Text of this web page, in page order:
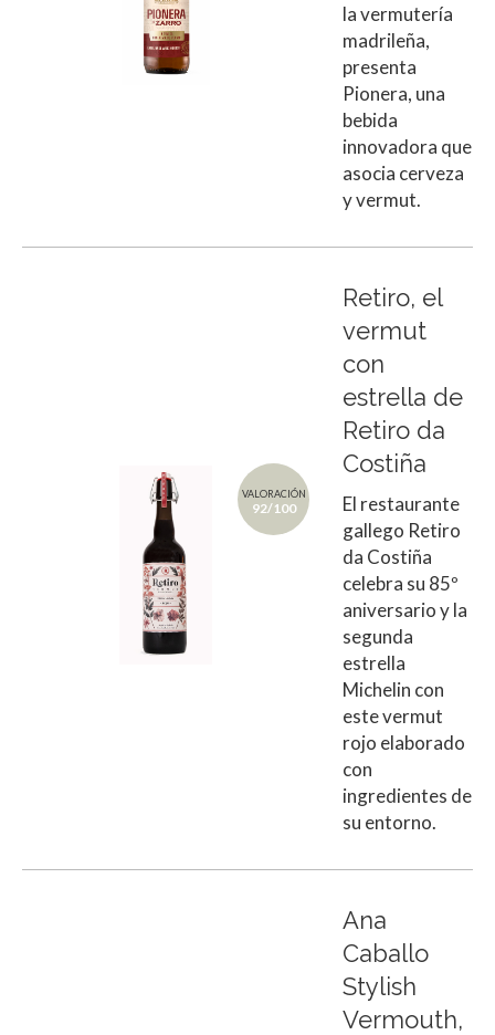
la vermutería
madrileña,
presenta
Pionera, una
bebida
innovadora que
asocia cerveza
y vermut.
VALORACIÓN
92/100
Retiro, el
vermut
con
estrella de
Retiro da
Costiña
El restaurante
gallego Retiro
da Costiña
celebra su 85º
aniversario y la
segunda
estrella
Michelin con
este vermut
rojo elaborado
con
ingredientes de
su entorno.
Ana
Caballo
Stylish
Vermouth,